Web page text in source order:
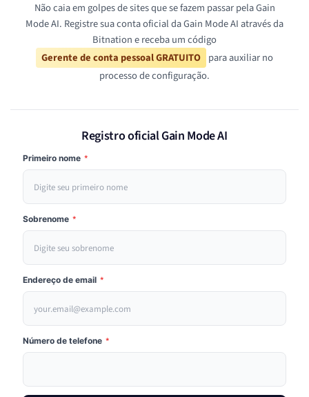
Não caia em golpes de sites que se fazem passar pela Gain
Mode AI. Registre sua conta oficial da Gain Mode AI através da
Bitnation e receba um código
Gerente de conta pessoal GRATUITO para auxiliar no
processo de configuração.
Registro oficial Gain Mode AI
Primeiro nome *
Sobrenome *
Endereço de email *
Número de telefone *